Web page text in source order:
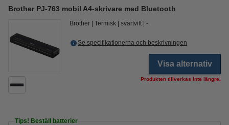
Brother PJ-763 mobil A4-skrivare med Bluetooth
Brother Termisk svartvitt -
Se specifikationerna och beskrivningen
Visa alternativ
Produkten tillverkas inte längre.
Tips! Beställ batterier